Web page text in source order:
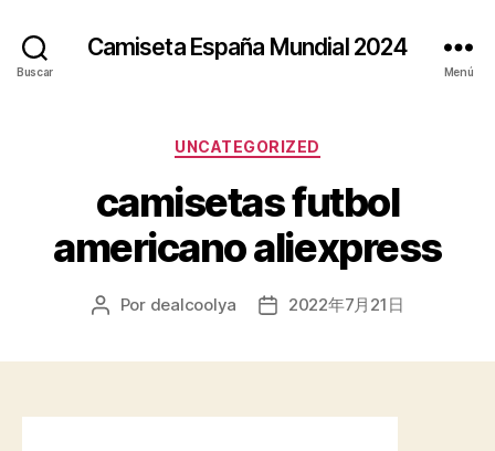
Buscar
Camiseta España Mundial 2024
Menú
Categorías
UNCATEGORIZED
camisetas futbol
americano aliexpress
Autor
Por dealcoolya
Fecha2022年7月21日